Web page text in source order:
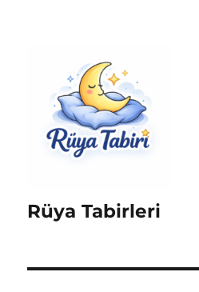
Rüya Tabirleri